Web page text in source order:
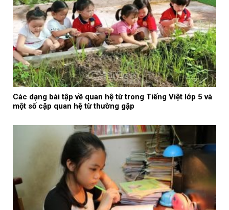
Các dạng bài tập về quan hệ từ trong Tiếng Việt lớp 5 và
một số cặp quan hệ từ thường gặp